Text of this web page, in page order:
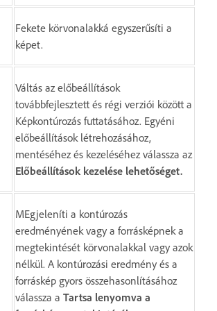
Fekete körvonalakká egyszerűsíti a
képet.
Váltás az előbeállítások
továbbfejlesztett és régi verziói között a
Képkontúrozás futtatásához. Egyéni
előbeállítások létrehozásához,
mentéséhez és kezeléséhez válassza az
Előbeállítások kezelése lehetőséget.
MEgjeleníti a kontúrozás
eredményének vagy a forrásképnek a
megtekintését körvonalakkal vagy azok
nélkül. A kontúrozási eredmény és a
forráskép gyors összehasonlításához
válassza a Tartsa lenyomva a